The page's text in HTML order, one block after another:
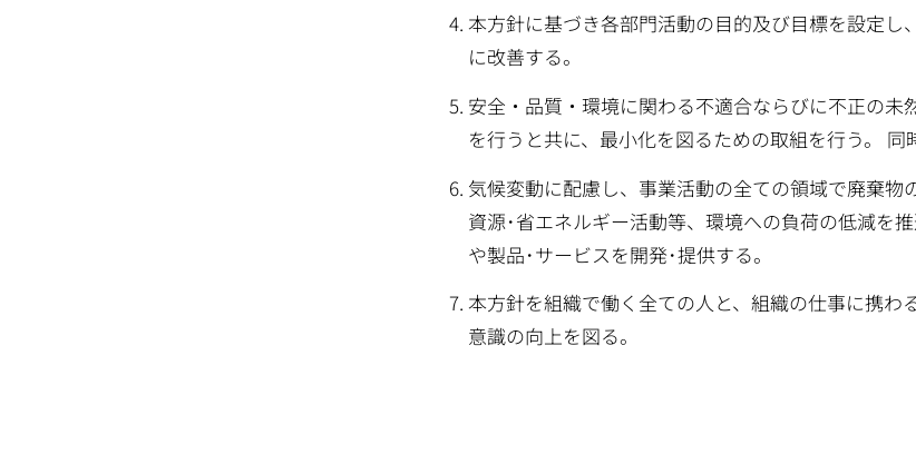
本方針に基づき各部門活動の目的及び目標を設定
に改善する。
安全・品質・環境に関わる不適合ならびに不正の
を行うと共に、最小化を図るための取組を行う。
気候変動に配慮し、事業活動の全ての領域で廃棄
資源･省エネルギー活動等、環境への負荷の低減を
や製品･サービスを開発･提供する。
本方針を組織で働く全ての人と、組織の仕事に携
意識の向上を図る。